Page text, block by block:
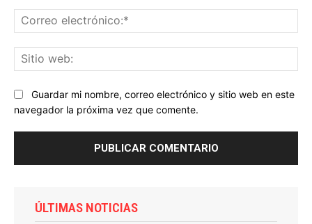
Guardar mi nombre, correo electrónico y sitio web en este
navegador la próxima vez que comente.
ÚLTIMAS NOTICIAS